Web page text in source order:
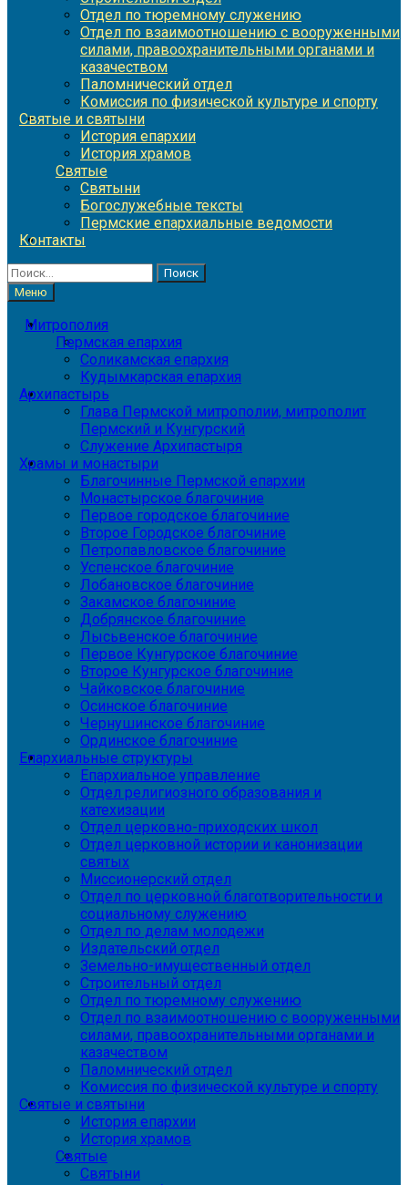
Отдел по тюремному служению
Отдел по взаимоотношению с вооруженными
силами, правоохранительными органами и
казачеством
Паломнический отдел
Комиссия по физической культуре и спорту
Святые и святыни
История епархии
История храмов
Святые
Святыни
Богослужебные тексты
Пермские епархиальные ведомости
Контакты
Найти:
Меню
Митрополия
Пермская епархия
Соликамская епархия
Кудымкарская епархия
Архипастырь
Глава Пермской митрополии, митрополит
Пермский и Кунгурский
Служение Архипастыря
Храмы и монастыри
Благочинные Пермской епархии
Монастырское благочиние
Первое городское благочиние
Второе Городское благочиние
Петропавловское благочиние
Успенское благочиние
Лобановское благочиние
Закамское благочиние
Добрянское благочиние
Лысьвенское благочиние
Первое Кунгурское благочиние
Второе Кунгурское благочиние
Чайковское благочиние
Осинское благочиние
Чернушинское благочиние
Ординское благочиние
Епархиальные структуры
Епархиальное управление
Отдел религиозного образования и
катехизации
Отдел церковно-приходских школ
Отдел церковной истории и канонизации
святых
Миссионерский отдел
Отдел по церковной благотворительности и
социальному служению
Отдел по делам молодежи
Издательский отдел
Земельно-имущественный отдел
Строительный отдел
Отдел по тюремному служению
Отдел по взаимоотношению с вооруженными
силами, правоохранительными органами и
казачеством
Паломнический отдел
Комиссия по физической культуре и спорту
Святые и святыни
История епархии
История храмов
Святые
Святыни